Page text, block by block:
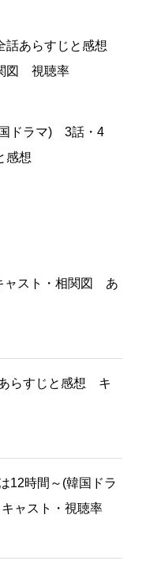
あらすじと感想
図 視聴率
ドラマ) 3話・4
感想
スト・相関図 あ
らすじと感想 キ
12時間～(韓国ドラ
ャスト・視聴率